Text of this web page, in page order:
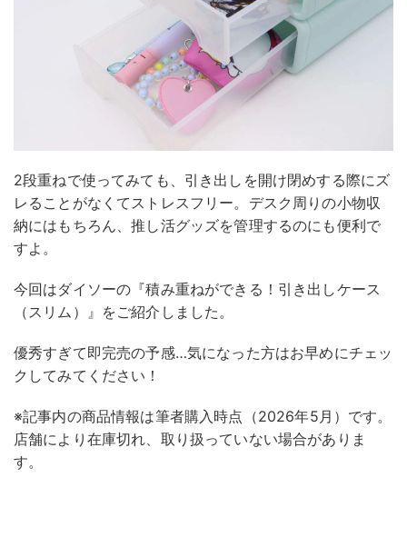
2段重ねで使ってみても、引き出しを開け閉めする際にズ
レることがなくてストレスフリー。デスク周りの小物収
納にはもちろん、推し活グッズを管理するのにも便利で
すよ。
今回はダイソーの『積み重ねができる！引き出しケース
（スリム）』をご紹介しました。
優秀すぎて即完売の予感…気になった方はお早めにチェッ
クしてみてください！
※記事内の商品情報は筆者購入時点（2026年5月）です。
店舗により在庫切れ、取り扱っていない場合がありま
す。